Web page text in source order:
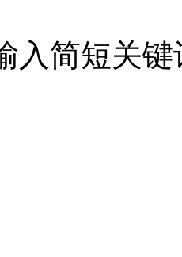
入简短关键